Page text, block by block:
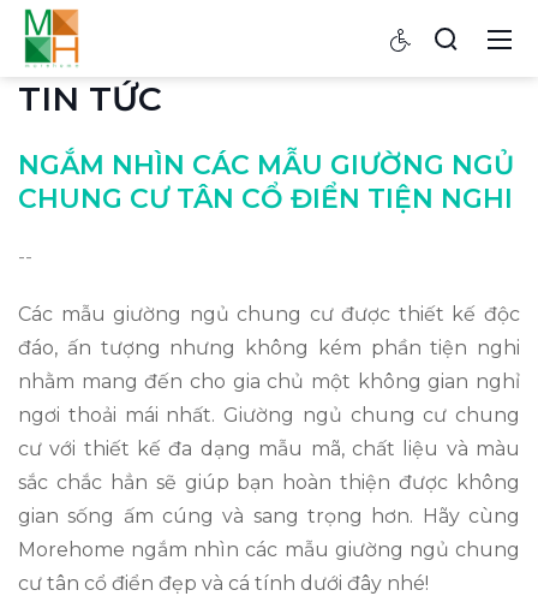
TIN TỨC
NGẮM NHÌN CÁC MẪU GIƯỜNG NGỦ
CHUNG CƯ TÂN CỔ ĐIỂN TIỆN NGHI
--
Các mẫu giường ngủ chung cư được thiết kế độc
đáo, ấn tượng nhưng không kém phần tiện nghi
nhằm mang đến cho gia chủ một không gian nghỉ
ngơi thoải mái nhất. Giường ngủ chung cư chung
cư với thiết kế đa dạng mẫu mã, chất liệu và màu
sắc chắc hẳn sẽ giúp bạn hoàn thiện được không
gian sống ấm cúng và sang trọng hơn. Hãy cùng
Morehome ngắm nhìn các mẫu giường ngủ chung
cư tân cổ điển đẹp và cá tính dưới đây nhé!